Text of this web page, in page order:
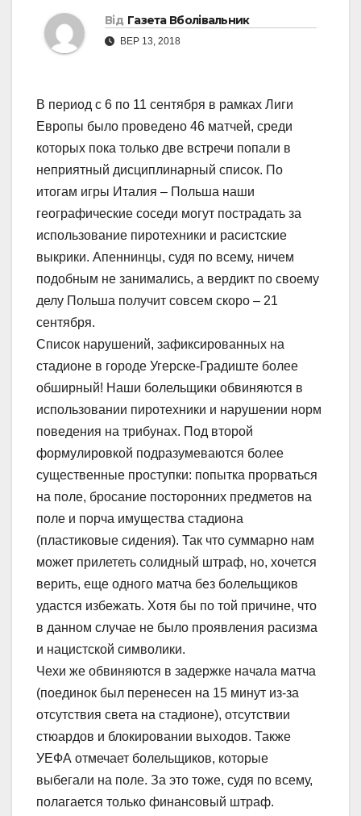
Від Газета Вболівальник
ВЕР 13, 2018
В период с 6 по 11 сентября в рамках Лиги
Европы было проведено 46 матчей, среди
которых пока только две встречи попали в
неприятный дисциплинарный список. По
итогам игры Италия – Польша наши
географические соседи могут пострадать за
использование пиротехники и расистские
выкрики. Апеннинцы, судя по всему, ничем
подобным не занимались, а вердикт по своему
делу Польша получит совсем скоро – 21
сентября.
Список нарушений, зафиксированных на
стадионе в городе Угерске-Градиште более
обширный! Наши болельщики обвиняются в
использовании пиротехники и нарушении норм
поведения на трибунах. Под второй
формулировкой подразумеваются более
существенные проступки: попытка прорваться
на поле, бросание посторонних предметов на
поле и порча имущества стадиона
(пластиковые сидения). Так что суммарно нам
может прилететь солидный штраф, но, хочется
верить, еще одного матча без болельщиков
удастся избежать. Хотя бы по той причине, что
в данном случае не было проявления расизма
и нацистской символики.
Чехи же обвиняются в задержке начала матча
(поединок был перенесен на 15 минут из-за
отсутствия света на стадионе), отсутствии
стюардов и блокировании выходов. Также
УЕФА отмечает болельщиков, которые
выбегали на поле. За это тоже, судя по всему,
полагается только финансовый штраф.